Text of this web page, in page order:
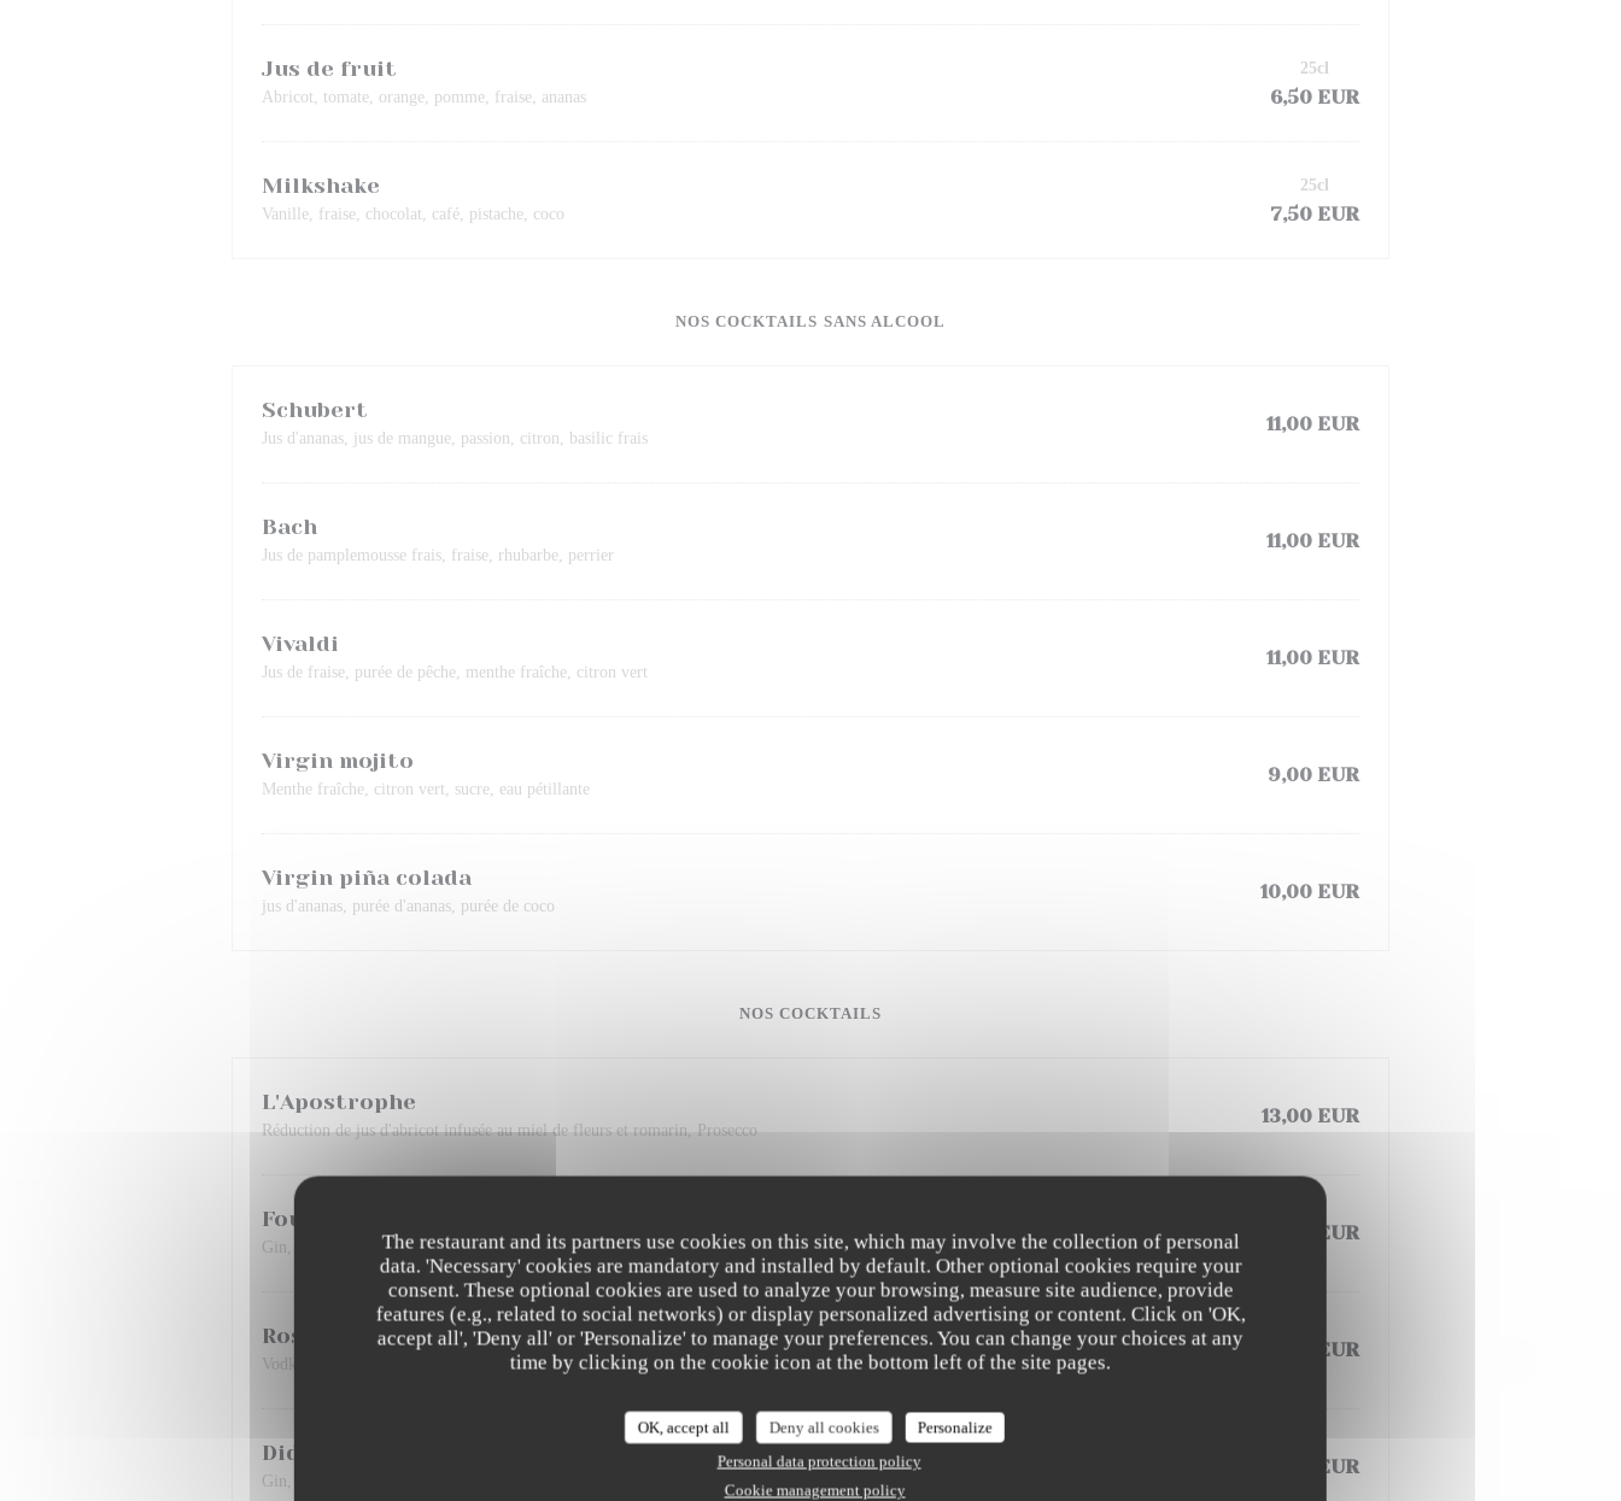
The restaurant and its partners use cookies on this site, which may involve the collection of personal
data. 'Necessary' cookies are mandatory and installed by default. Other optional cookies require your
consent. These optional cookies are used to analyze your browsing, measure site audience, provide
features (e.g., related to social networks) or display personalized advertising or content. Click on 'OK,
accept all', 'Deny all' or 'Personalize' to manage your preferences. You can change your choices at any
time by clicking on the cookie icon at the bottom left of the site pages.
OK, accept all Deny all cookies
Personalize
Personal data protection policy
Cookie management policy
Jus de fruit
Abricot, tomate, orange, pomme, fraise, ananas 6,50 EUR
25cl
Milkshake
Vanille, fraise, chocolat, café, pistache, coco 7,50 EUR
25cl
NOS COCKTAILS SANS ALCOOL
Schubert
Jus d'ananas, jus de mangue, passion, citron, basilic frais
11,00 EUR
Bach
Jus de pamplemousse frais, fraise, rhubarbe, perrier
11,00 EUR
Vivaldi
Jus de fraise, purée de pêche, menthe fraîche, citron vert
11,00 EUR
Virgin mojito
Menthe fraîche, citron vert, sucre, eau pétillante
9,00 EUR
Virgin piña colada
jus d'ananas, purée d'ananas, purée de coco
10,00 EUR
NOS COCKTAILS
L'Apostrophe
Réduction de jus d'abricot infusée au miel de fleurs et romarin, Prosecco
13,00 EUR
Foujita
Gin, sirop de matcha, purée de Yuzu, citron , tonic, basilic frais
13,00 EUR
Rose mary
Vodka infusée, romarin, pêche, bergamote, citron, jus de pamplemousse pressé maison
13,00 EUR
Diderot
Gin, passion, yuzu, sucre de canne, basilic frais, ginger beer
13,00 EUR